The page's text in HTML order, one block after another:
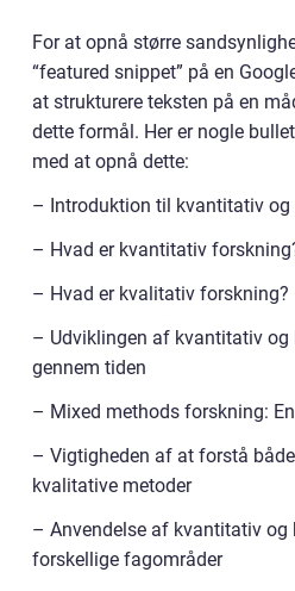
For at opnå større
“featured snippet” på en
at strukturere teksten på en
dette formål. Her er nogle
med at opnå dette:
– Introduktion til kvantitativ
– Hvad er kvantitativ
– Hvad er kvalitativ forskning?
– Udviklingen af kvantitativ
gennem tiden
– Mixed methods forskning:
– Vigtigheden af at forstå
kvalitative metoder
– Anvendelse af kvantitativ
forskellige fagområder